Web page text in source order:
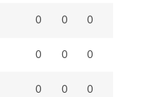
0 0 0
0 0 0
0 0 0